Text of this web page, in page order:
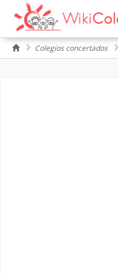
Colegios concertados